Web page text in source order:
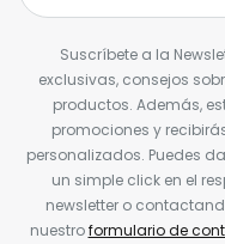
Suscríbete a la
exclusivas, consejos
productos. Además,
promociones y
personalizados. Puedes
un simple click en el
newsletter o
nuestroformulario de